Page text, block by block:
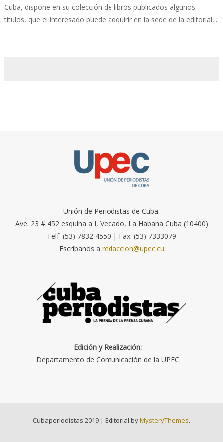
Cuba, dispone en su colección de libros publicados algunos
títulos, que el interesado puede adquirir en la sede de la editorial,...
Unión de Periodistas de Cuba.
Ave. 23 # 452 esquina a I, Vedado, La Habana Cuba (10400)
Telf. (53) 7832 4550 | Fax: (53) 7333079
Escríbanos a redaccion@upec.cu
Edición y Realización:
Departamento de Comunicación de la UPEC
Cubaperiodistas 2019 | Editorial byMysteryThemes.